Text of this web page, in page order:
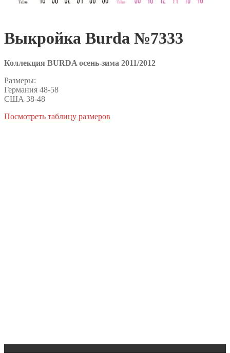
Выкройка Burda №7333
Коллекция BURDA осень-зима 2011/2012
Размеры:
Германия 48-58
США 38-48
Посмотреть таблицу размеров